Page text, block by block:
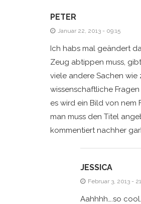
PETER
Januar 22, 2013 - 09:15
Ich habs mal geändert
Zeug abtippen muss,
viele andere Sachen wie
wissenschaftliche
es wird ein Bild von nem
man muss den Titel
kommentiert nachher
JESSICA
Februar 3, 2013 -
Aahhhh….so